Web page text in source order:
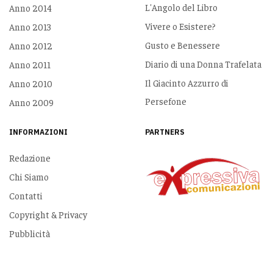
Anno 2014
Anno 2013
Anno 2012
Anno 2011
Anno 2010
Anno 2009
L'Angolo del Libro
Vivere o Esistere?
Gusto e Benessere
Diario di una Donna Trafelata
Il Giacinto Azzurro di
Persefone
INFORMAZIONI
Redazione
Chi Siamo
Contatti
Copyright & Privacy
Pubblicità
PARTNERS